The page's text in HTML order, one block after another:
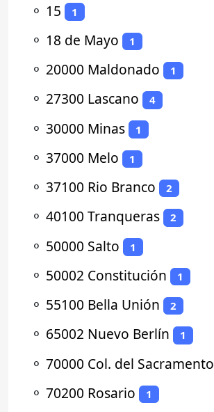
⚬ 15 1
⚬ 18 de Mayo 1
⚬ 20000 Maldonado 1
⚬ 27300 Lascano 4
⚬ 30000 Minas 1
⚬ 37000 Melo 1
⚬ 37100 Rio Branco 2
⚬ 40100 Tranqueras 2
⚬ 50000 Salto 1
⚬ 50002 Constitución 1
⚬ 55100 Bella Unión 2
⚬ 65002 Nuevo Berlín 1
⚬ 70000 Col. del Sacramento
⚬ 70200 Rosario 1